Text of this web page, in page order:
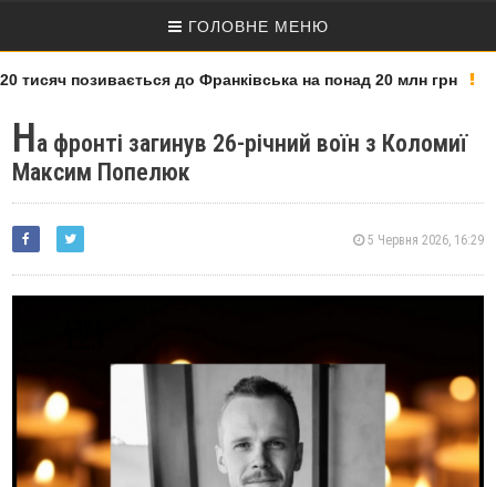
ГОЛОВНЕ МЕНЮ
позивається до Франківська на понад 20 млн грн
На фронті загинув 26-річний воїн з Коломиї
Максим Попелюк
5 Червня 2026, 16:29